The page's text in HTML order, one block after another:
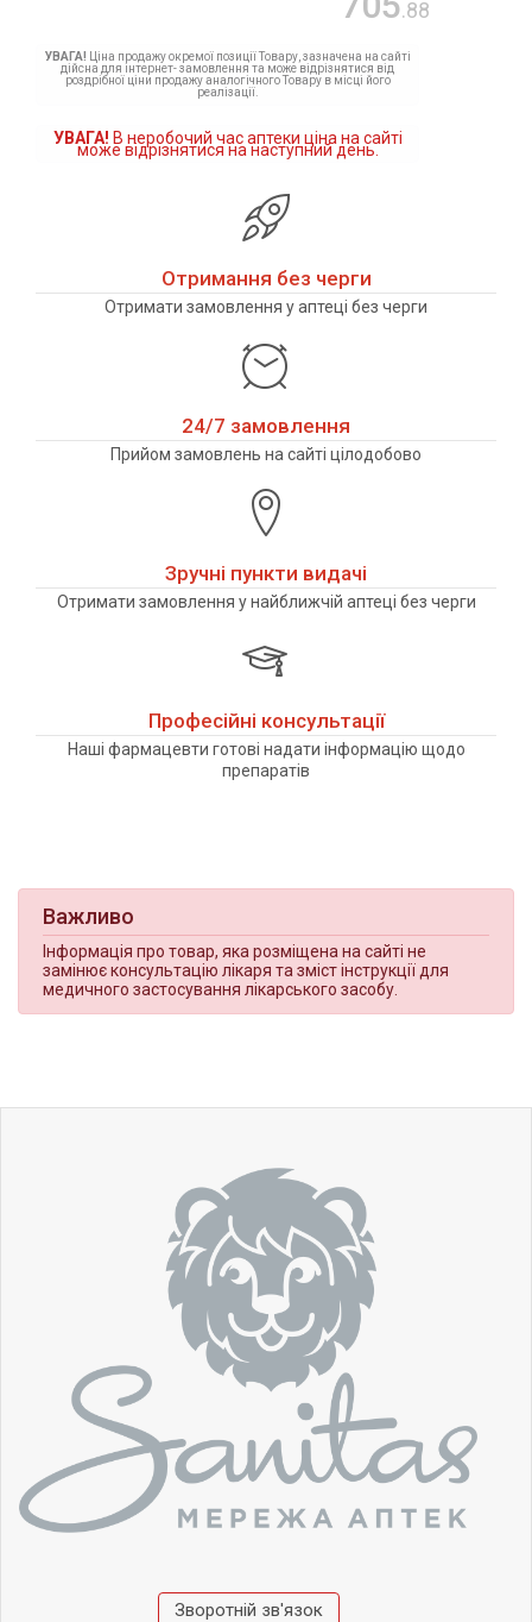
.88
УВАГА! Ціна продажу окремої позиції Товару, зазначена на сайті
дійсна для інтернет- замовлення та може відрізнятися від
роздрібної ціни продажу аналогічного Товару в місці його
реалізації.
УВАГА! В неробочий час аптеки ціна на сайті
може відрізнятися на наступний день.
Отримання без черги
Отримати замовлення у аптеці без черги
24/7 замовлення
Прийом замовлень на сайті цілодобово
Зручні пункти видачі
Отримати замовлення у найближчій аптеці без черги
Професійні консультації
Наші фармацевти готові надати інформацію щодо
препаратів
Важливо
Інформація про товар, яка розміщена на сайті не
замінює консультацію лікаря та зміст інструкції для
медичного застосування лікарського засобу.
Зворотній зв'язок